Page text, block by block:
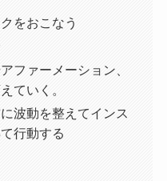
をおこなう
ファーメーション、
ていく。
波動を整えてインス
行動する